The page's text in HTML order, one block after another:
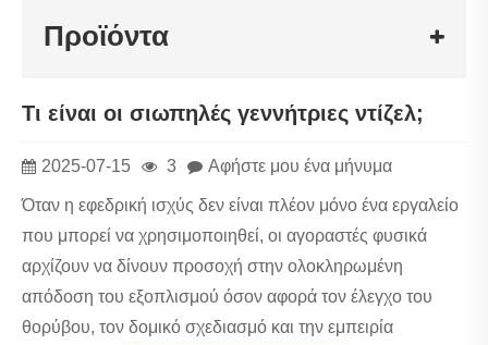
Προϊόντα
Τι είναι οι σιωπηλές γεννήτριες ντίζελ;
2025-07-15 3 Αφήστε μου ένα μήνυμα
Όταν η εφεδρική ισχύς δεν είναι πλέον μόνο ένα εργαλείο
που μπορεί να χρησιμοποιηθεί, οι αγοραστές φυσικά
αρχίζουν να δίνουν προσοχή στην ολοκληρωμένη
απόδοση του εξοπλισμού όσον αφορά τον έλεγχο του
θορύβου, τον δομικό σχεδιασμό και την εμπειρία